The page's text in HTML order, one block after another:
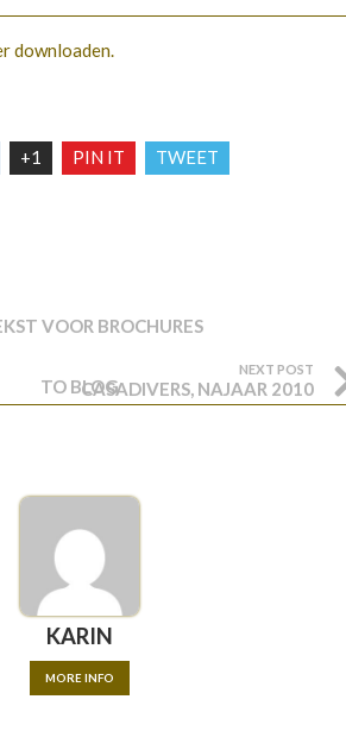
downloaden.
+1 PIN IT TWEET
VOOR BROCHURES
NEXT POST
CASADIVERS, NAJAAR 2010
TO BLOG
KARIN
MORE INFO